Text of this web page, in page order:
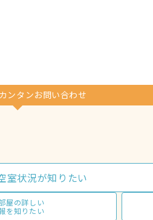
ンタンお問い合わせ
室状況が知りたい
屋の詳しい
を知りたい